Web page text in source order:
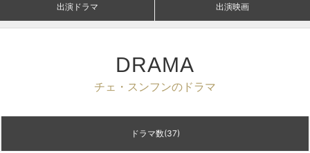
出演ドラマ 出演映画
DRAMA
チェ・スンフンのドラマ
ドラマ数(37)